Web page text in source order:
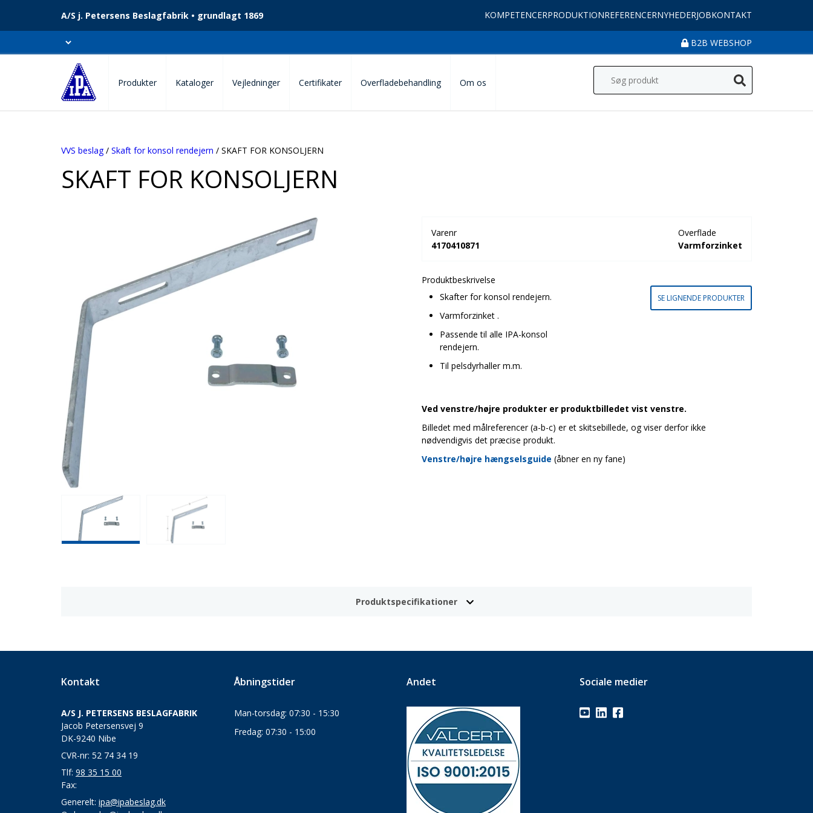
A/S j. Petersens Beslagfabrik • grundlagt 1869 KOMPETENCERPRODUKTIONREFERENCERNYHEDERJOBKONTAKT
B2B WEBSHOP
Produkter Kataloger Vejledninger Certifikater Overfladebehandling Om os
VVS beslag/ Skaft for konsol rendejern / SKAFT FOR KONSOLJERN
SKAFT FOR KONSOLJERN
Varenr
4170410871
Overflade
Varmforzinket
Produktbeskrivelse
Skafter for konsol rendejern.
Varmforzinket .
Passende til alle IPA-konsol
rendejern.
Til pelsdyrhaller m.m.
SE LIGNENDE PRODUKTER
Ved venstre/højre produkter er produktbilledet vist venstre.
Billedet med målreferencer (a-b-c) er et skitsebillede, og viser derfor ikke
nødvendigvis det præcise produkt.
Venstre/højre hængselsguide (åbner en ny fane)
Produktspecifikationer
Kontakt
A/S J. PETERSENS BESLAGFABRIK
Jacob Petersensvej 9
DK-9240 Nibe
CVR-nr: 52 74 34 19
Tlf: 98 35 15 00
Fax:
Generelt: ipa@ipabeslag.dk
Åbningstider
Man-torsdag: 07:30 - 15:30
Fredag: 07:30 - 15:00
Andet Sociale medier